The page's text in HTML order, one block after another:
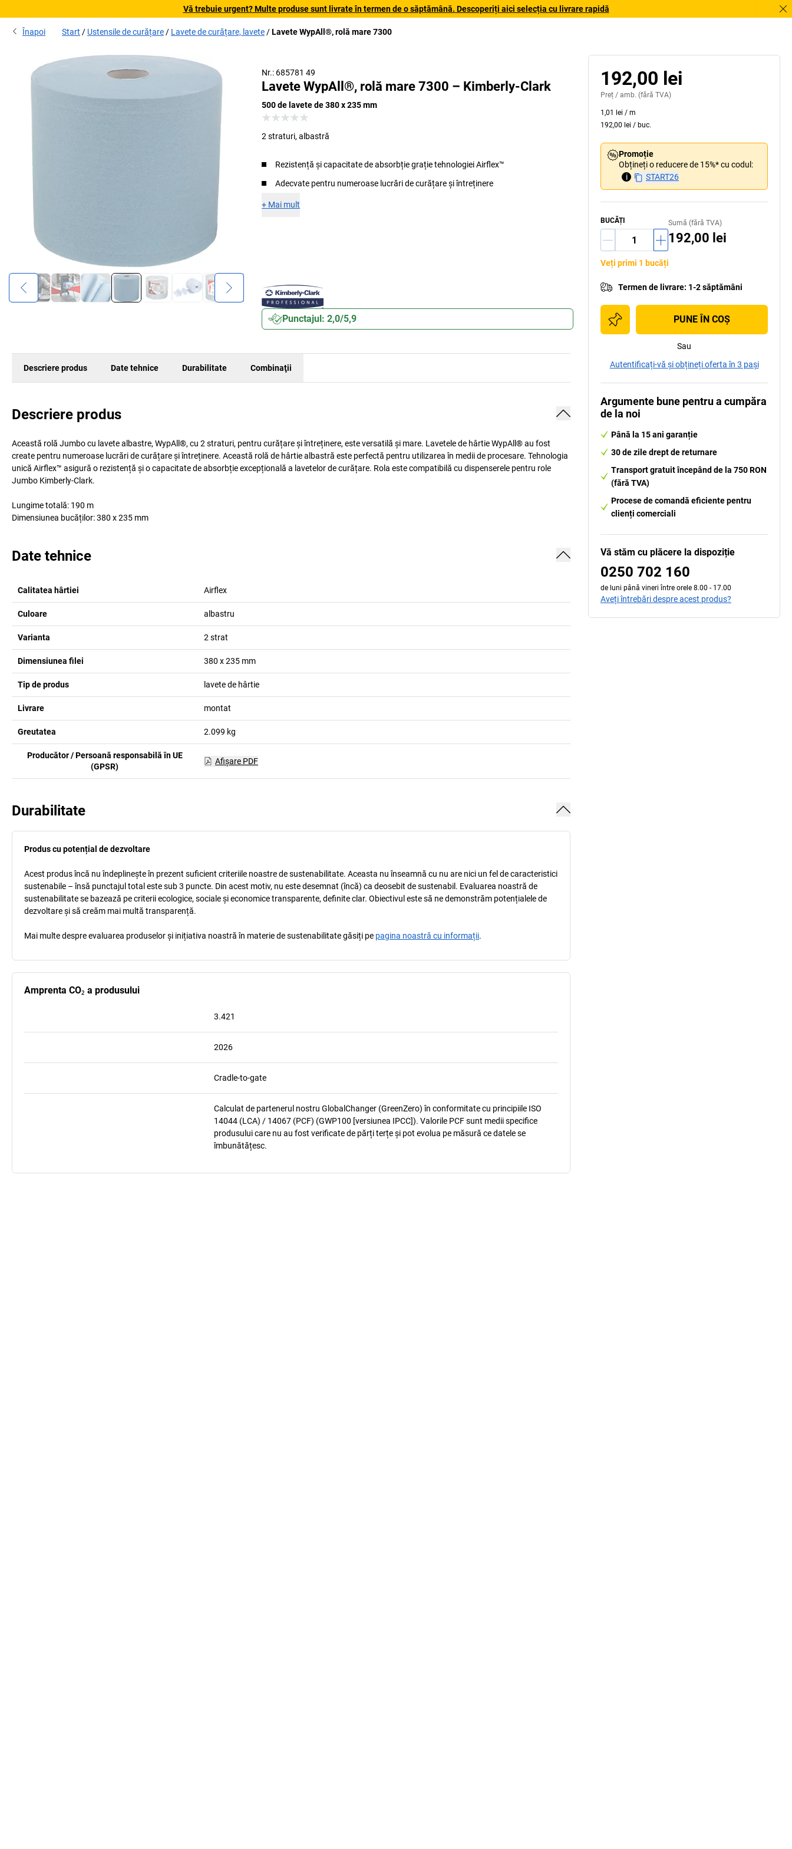
Vă trebuie urgent? Multe produse sunt livrate în termen de o săptămână. Descoperiți aici selecția cu livrare rapidă
Înapoi Start Ustensile de curățare Lavete de curățare, lavete Lavete WypAll®, rolă mare 7300
Nr.: 685781 49
Lavete WypAll®, rolă mare 7300 – Kimberly-Clark
500 de lavete de 380 x 235 mm
2 straturi, albastră
Rezistență și capacitate de absorbție grație tehnologiei Airflex™
Adecvate pentru numeroase lucrări de curățare și întreținere
+ Mai mult
Punctajul: 2,0/5,9
Descriere produs Date tehnice Durabilitate Combinaţii
Descriere produs
Această rolă Jumbo cu lavete albastre, WypAll®, cu 2 straturi, pentru curățare și întreținere, este versatilă și mare. Lavetele de hârtie WypAll® au fost
create pentru numeroase lucrări de curățare și întreținere. Această rolă de hârtie albastră este perfectă pentru utilizarea în medii de procesare. Tehnologia
unică Airflex™ asigură o rezistență și o capacitate de absorbție excepțională a lavetelor de curățare. Rola este compatibilă cu dispenserele pentru role
Jumbo Kimberly-Clark.
Lungime totală: 190 m
Dimensiunea bucăților: 380 x 235 mm
Date tehnice
Calitatea hârtiei Airflex
Culoare albastru
Varianta 2 strat
Dimensiunea filei 380 x 235 mm
Tip de produs lavete de hârtie
Livrare montat
Greutatea 2.099 kg
Producător / Persoană responsabilă în UE
(GPSR)
Afişare PDF
Durabilitate
Produs cu potențial de dezvoltare
Acest produs încă nu îndeplinește în prezent suficient criteriile noastre de sustenabilitate. Aceasta nu înseamnă cu nu are nici un fel de caracteristici
sustenabile – însă punctajul total este sub 3 puncte. Din acest motiv, nu este desemnat (încă) ca deosebit de sustenabil. Evaluarea noastră de
sustenabilitate se bazează pe criterii ecologice, sociale și economice transparente, definite clar. Obiectivul este să ne demonstrăm potențialele de
dezvoltare și să creăm mai multă transparență.
Mai multe despre evaluarea produselor și inițiativa noastră în materie de sustenabilitate găsiți pe pagina noastră cu informații.
Amprenta CO₂ a produsului
3.421
2026
Cradle-to-gate
Calculat de partenerul nostru GlobalChanger (GreenZero) în conformitate cu principiile ISO
14044 (LCA) / 14067 (PCF) (GWP100 [versiunea IPCC]). Valorile PCF sunt medii specifice
produsului care nu au fost verificate de părți terțe și pot evolua pe măsură ce datele se
îmbunătățesc.
192,00 lei
Preț / amb. (fără TVA)
1,01 lei / m
192,00 lei / buc.
Promoție
Obțineți o reducere de 15%* cu codul:
i
START26
BUCĂȚI Sumă (fără TVA)
192,00 lei
Veți primi 1 bucăți
Termen de livrare: 1-2 săptămâni
PUNE ÎN COŞ
Sau
Autentificați-vă și obțineți oferta în 3 pași
Argumente bune pentru a cumpăra
de la noi
Până la 15 ani garanție
30 de zile drept de returnare
Transport gratuit începând de la 750 RON
(fără TVA)
Procese de comandă eficiente pentru
clienți comerciali
Vă stăm cu plăcere la dispoziție
0250 702 160
de luni până vineri între orele 8.00 - 17.00
Aveți întrebări despre acest produs?